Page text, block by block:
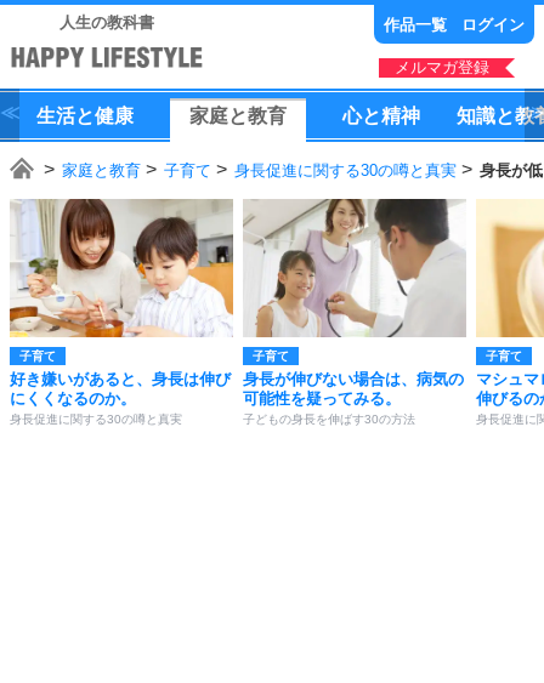
人生の教科書 作品一覧 ログイン
メルマガ登録
生活と健康 家庭と教育 心と精神 知識と教
家庭と教育 子育て 身長促進に関する30の噂と真実 身長が
子育て
好き嫌いがあると、身長は伸び
にくくなるのか。
身長促進に関する30の噂と真実
子育て
身長が伸びない場合は、病気の
可能性を疑ってみる。
子どもの身長を伸ばす30の方法
子育て
マシュ
伸びるの
身長促進に